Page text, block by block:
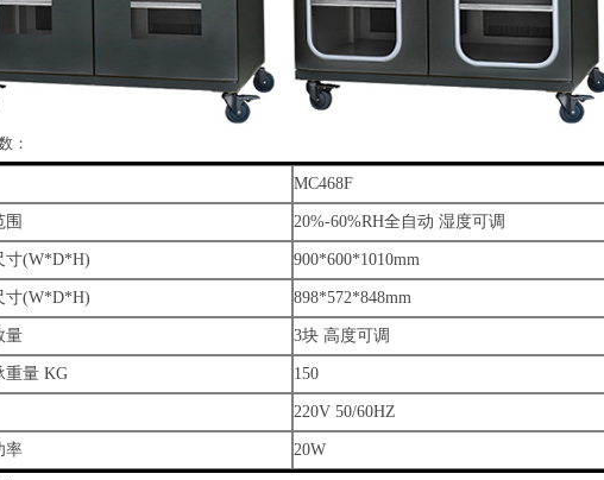
：
MC468F
围 20%-60%RH全自动 湿度可调
寸(W*D*H) 900*600*1010mm
寸(W*D*H) 898*572*848mm
量 3块 高度可调
重量 KG 150
220V 50/60HZ
率 20W